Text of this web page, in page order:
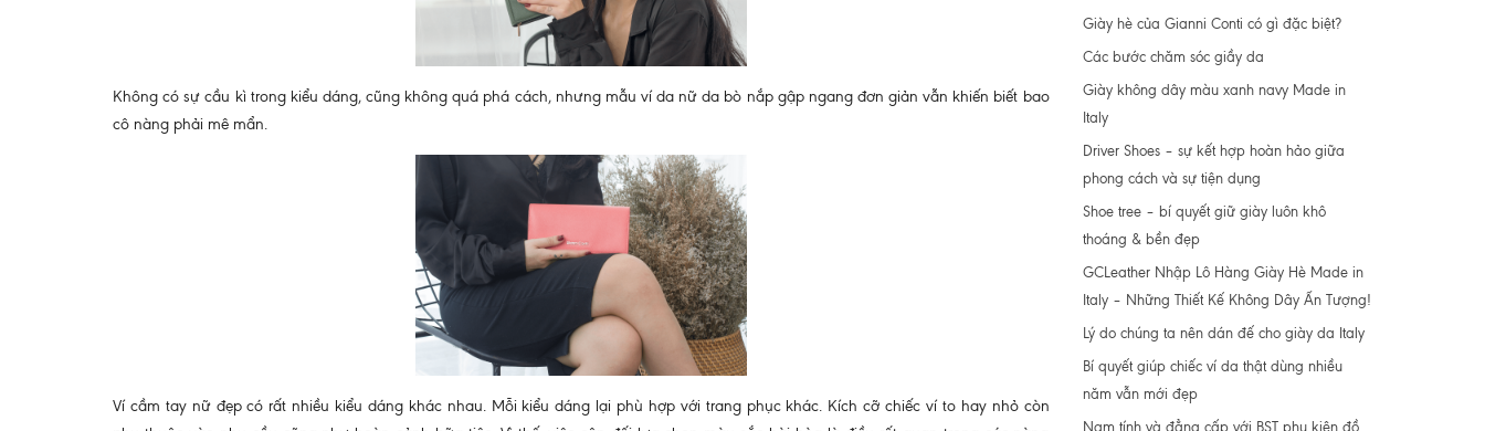
Không có sự cầu kì trong kiểu dáng, cũng không quá phá cách, nhưng mẫu ví da nữ da bò nắp gập ngang đơn giản vẫn khiến biết bao
cô nàng phải mê mẩn.
Ví cầm tay nữ đẹp có rất nhiều kiểu dáng khác nhau. Mỗi kiểu dáng lại phù hợp với trang phục khác. Kích cỡ chiếc ví to hay nhỏ còn
Giày hè của Gianni Conti có gì đặc biệt?
Các bước chăm sóc giầy da
Giày không dây màu xanh navy Made in
Italy
Driver Shoes – sự kết hợp hoàn hảo giữa
phong cách và sự tiện dụng
Shoe tree – bí quyết giữ giày luôn khô
thoáng & bền đẹp
GCLeather Nhập Lô Hàng Giày Hè Made in
Italy – Những Thiết Kế Không Dây Ấn Tượng!
Lý do chúng ta nên dán đế cho giày da Italy
Bí quyết giúp chiếc ví da thật dùng nhiều
năm vẫn mới đẹp
Nam tính và đẳng cấp với BST phụ kiện đồ